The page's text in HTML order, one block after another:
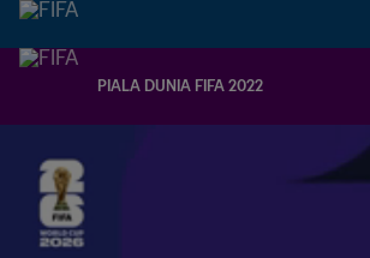
PIALA DUNIA FIFA 2022